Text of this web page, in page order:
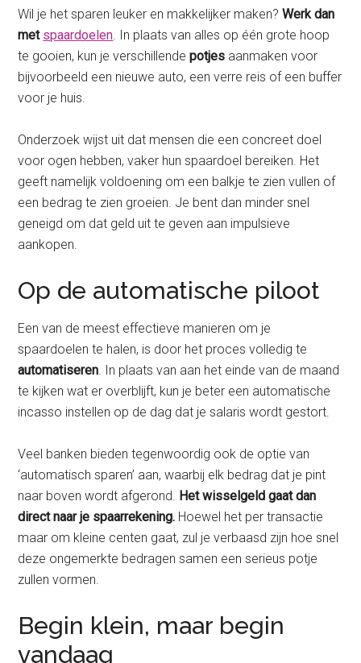
Wil je het sparen leuker en makkelijker maken?Werk dan
met spaardoelen. In plaats van alles op één grote hoop
te gooien, kun je verschillendepotjes aanmaken voor
bijvoorbeeld een nieuwe auto, een verre reis of een buffer
voor je huis.
Onderzoek wijst uit dat mensen die een concreet doel
voor ogen hebben, vaker hun spaardoel bereiken. Het
geeft namelijk voldoening om een balkje te zien vullen of
een bedrag te zien groeien. Je bent dan minder snel
geneigd om dat geld uit te geven aan impulsieve
aankopen.
Op de automatische piloot
Een van de meest effectieve manieren om je
spaardoelen te halen, is door het proces volledig te
automatiseren. In plaats van aan het einde van de maand
te kijken wat er overblijft, kun je beter een automatische
incasso instellen op de dag dat je salaris wordt gestort.
Veel banken bieden tegenwoordig ook de optie van
‘automatisch sparen’ aan, waarbij elk bedrag dat je pint
naar boven wordt afgerond. Het wisselgeld gaat dan
direct naar je spaarrekening. Hoewel het per transactie
maar om kleine centen gaat, zul je verbaasd zijn hoe snel
deze ongemerkte bedragen samen een serieus potje
zullen vormen.
Begin klein, maar begin
vandaag